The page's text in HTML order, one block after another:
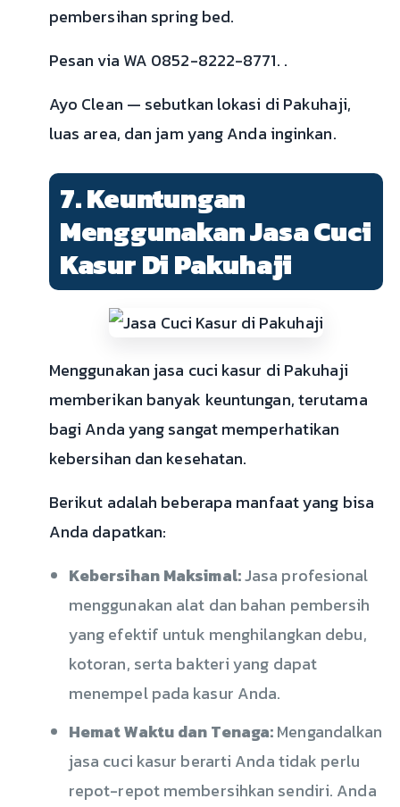
pembersihan spring bed.
Pesan via WA 0852-8222-8771. .
Ayo Clean — sebutkan lokasi di Pakuhaji,
luas area, dan jam yang Anda inginkan.
7. Keuntungan
Menggunakan Jasa Cuci
Kasur Di Pakuhaji
Menggunakan jasa cuci kasur di Pakuhaji
memberikan banyak keuntungan, terutama
bagi Anda yang sangat memperhatikan
kebersihan dan kesehatan.
Berikut adalah beberapa manfaat yang bisa
Anda dapatkan:
Kebersihan Maksimal:Jasa profesional
menggunakan alat dan bahan pembersih
yang efektif untuk menghilangkan debu,
kotoran, serta bakteri yang dapat
menempel pada kasur Anda.
Hemat Waktu dan Tenaga:Mengandalkan
jasa cuci kasur berarti Anda tidak perlu
repot-repot membersihkan sendiri. Anda